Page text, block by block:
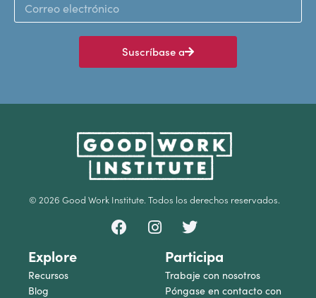
Suscríbase a
© 2026 Good Work Institute. Todos los derechos reservados.
Explore
Recursos
Blog
Participa
Trabaje con nosotros
Póngase en contacto con